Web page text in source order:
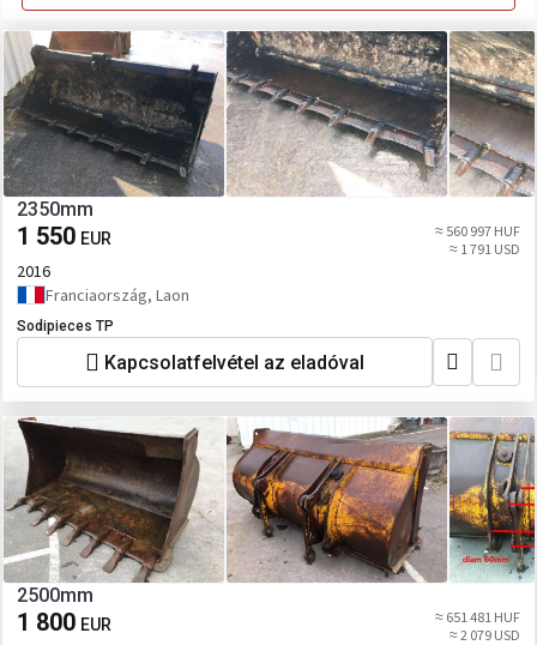
2350mm
1 550 EUR
≈ 560 997 HUF
≈ 1 791 USD
2016
Franciaország, Laon
Sodipieces TP
Kapcsolatfelvétel az eladóval
2500mm
1 800 EUR
≈ 651 481 HUF
≈ 2 079 USD